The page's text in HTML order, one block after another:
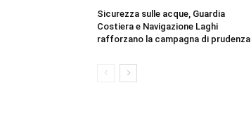
Sicurezza sulle acque, Guardia
Costiera e Navigazione Laghi
rafforzano la campagna di prudenza